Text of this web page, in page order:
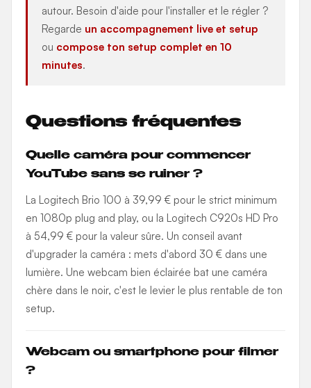
autour. Besoin d'aide pour l'installer et le régler ?
Regarde un accompagnement live et setup
ou compose ton setup complet en 10
minutes.
Questions fréquentes
Quelle caméra pour commencer
YouTube sans se ruiner ?
La Logitech Brio 100 à 39,99 € pour le strict minimum
en 1080p plug and play, ou la Logitech C920s HD Pro
à 54,99 € pour la valeur sûre. Un conseil avant
d'upgrader la caméra : mets d'abord 30 € dans une
lumière. Une webcam bien éclairée bat une caméra
chère dans le noir, c'est le levier le plus rentable de ton
setup.
Webcam ou smartphone pour filmer
?